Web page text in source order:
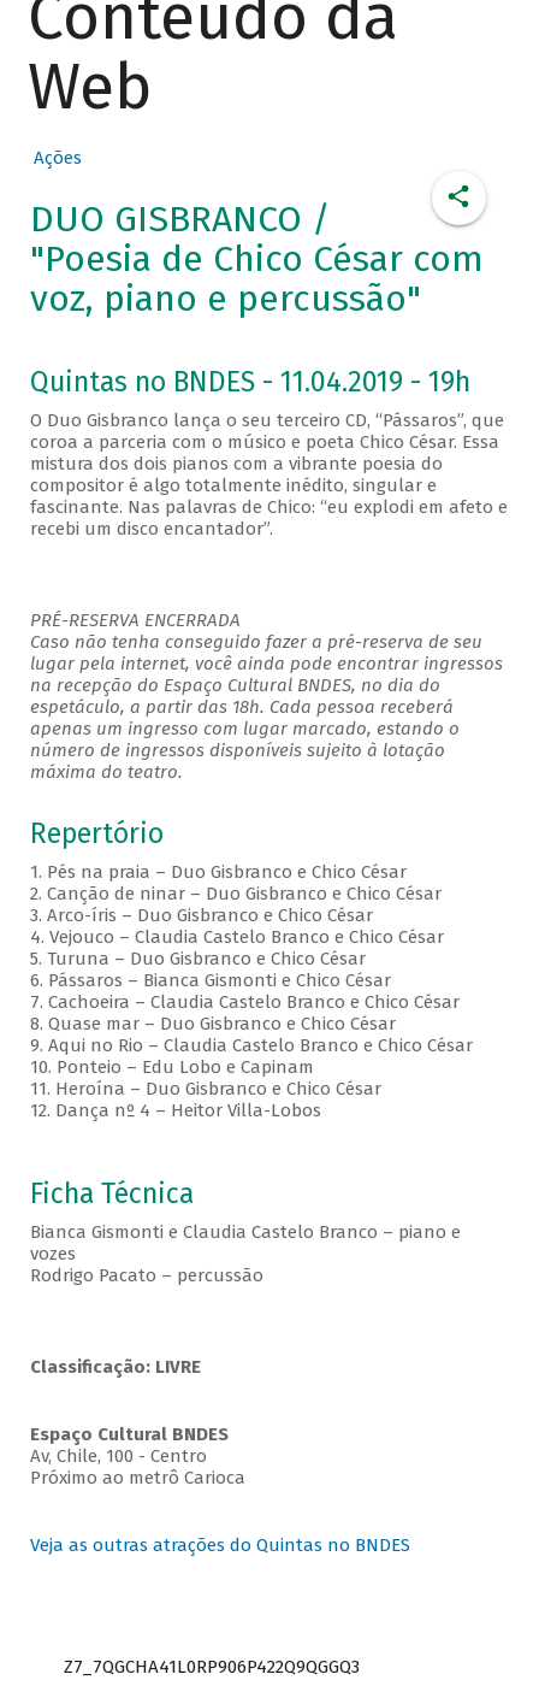
Conteúdo da
Web
Ações
DUO GISBRANCO /
"Poesia de Chico César com
voz, piano e percussão"
Quintas no BNDES - 11.04.2019 - 19h
O Duo Gisbranco lança o seu terceiro CD, “Pássaros”, que
coroa a parceria com o músico e poeta Chico César. Essa
mistura dos dois pianos com a vibrante poesia do
compositor é algo totalmente inédito, singular e
fascinante. Nas palavras de Chico: “eu explodi em afeto e
recebi um disco encantador”.
PRÉ-RESERVA ENCERRADA
Caso não tenha conseguido fazer a pré-reserva de seu
lugar pela internet, você ainda pode encontrar ingressos
na recepção do Espaço Cultural BNDES, no dia do
espetáculo, a partir das 18h. Cada pessoa receberá
apenas um ingresso com lugar marcado, estando o
número de ingressos disponíveis sujeito à lotação
máxima do teatro.
Repertório
1. Pés na praia – Duo Gisbranco e Chico César
2. Canção de ninar – Duo Gisbranco e Chico César
3. Arco-íris – Duo Gisbranco e Chico César
4. Vejouco – Claudia Castelo Branco e Chico César
5. Turuna – Duo Gisbranco e Chico César
6. Pássaros – Bianca Gismonti e Chico César
7. Cachoeira – Claudia Castelo Branco e Chico César
8. Quase mar – Duo Gisbranco e Chico César
9. Aqui no Rio – Claudia Castelo Branco e Chico César
10. Ponteio – Edu Lobo e Capinam
11. Heroína – Duo Gisbranco e Chico César
12. Dança nº 4 – Heitor Villa-Lobos
Ficha Técnica
Bianca Gismonti e Claudia Castelo Branco – piano e
vozes
Rodrigo Pacato – percussão
Classificação: LIVRE
Espaço Cultural BNDES
Av, Chile, 100 - Centro
Próximo ao metrô Carioca
Veja as outras atrações do Quintas no BNDES
Z7_7QGCHA41L0RP906P422Q9QGGQ3